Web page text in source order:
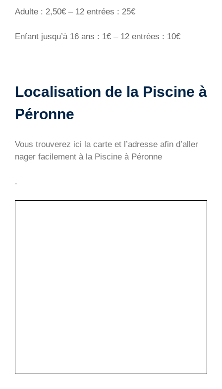
Adulte : 2,50€ – 12 entrées : 25€
Enfant jusqu’à 16 ans : 1€ – 12 entrées : 10€
Localisation de la Piscine à
Péronne
Vous trouverez ici la carte et l’adresse afin d’aller
nager facilement à la Piscine à Péronne
.